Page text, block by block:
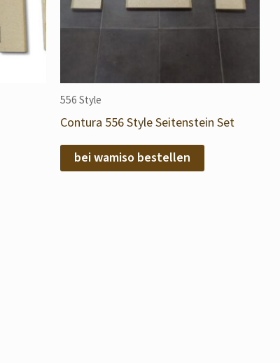
556 Style
Contura 556 Style Seitenstein Set
bei wamiso bestellen